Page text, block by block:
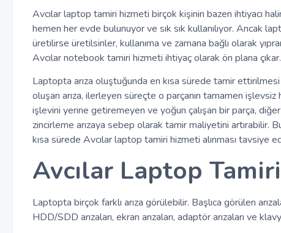
Avcılar laptop tamiri hizmeti birçok kişinin bazen ihtiyacı
hemen her evde bulunuyor ve sık sık kullanılıyor. Ancak
üretilirse üretilsinler, kullanıma ve zamana bağlı olarak
Avcılar notebook tamiri hizmeti ihtiyaç olarak ön plana çıkar.
Laptopta arıza oluştuğunda en kısa sürede tamir
oluşan arıza, ilerleyen süreçte o parçanın tamamen
işlevini yerine getiremeyen ve yoğun çalışan bir parça, diğer
zincirleme arızaya sebep olarak tamir maliyetini artırabilir.
kısa sürede Avcılar laptop tamiri hizmeti alınması tavsiye
Avcılar Laptop
Laptopta birçok farklı arıza görülebilir. Başlıca görülen
HDD/SDD arızaları, ekran arızaları, adaptör arızaları ve